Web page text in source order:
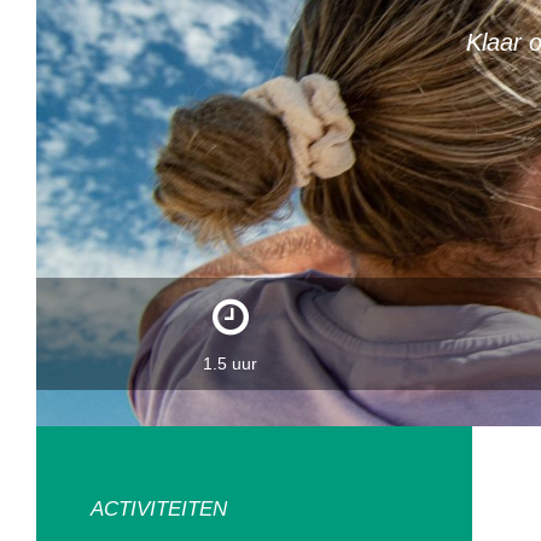
Klaar
1.5 uur
ACTIVITEITEN